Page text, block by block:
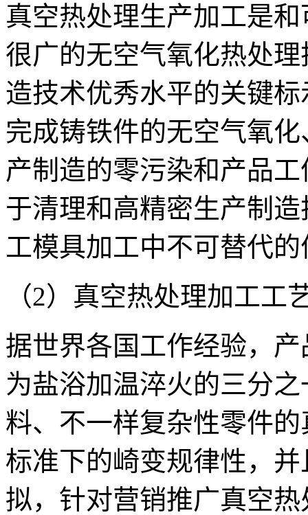
真空热处理生产加工是
很广的无空气氧化热处
造技术优秀水平的关键
完成铸铁件的无空气氧
产制造的零污染和产品
于清理和高精密生产制
工模具加工中不可替代
（2）真空热处理加工工
据世界各国工作经验，
为盐浴加温淬火的三分
料、不一样复杂性零件
标准下的崎变规律性，
拟，针对营销推广真空